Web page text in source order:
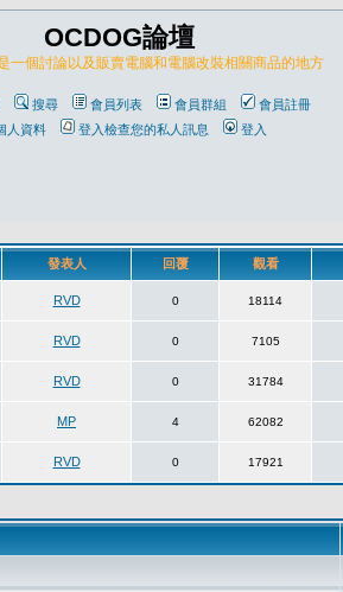
OCDOG論壇
一個討論以及販賣電腦和電腦改裝相關商品的地方
搜尋 會員列表 會員群組
會員註冊
人資料
登入檢查您的私人訊息 登入